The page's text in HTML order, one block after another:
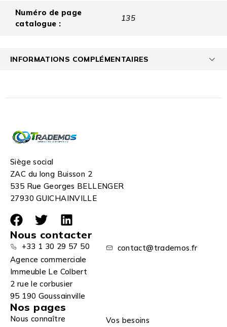
Numéro de page
catalogue :
135
INFORMATIONS COMPLÉMENTAIRES
Siège social
ZAC du long Buisson 2
535 Rue Georges BELLENGER
27930 GUICHAINVILLE
Nous contacter
+33 1 30 29 57 50
contact@trademos.fr
Agence commerciale
Immeuble Le Colbert
2 rue le corbusier
95 190 Goussainville
Nos pages
Nous connaître
Vos besoins